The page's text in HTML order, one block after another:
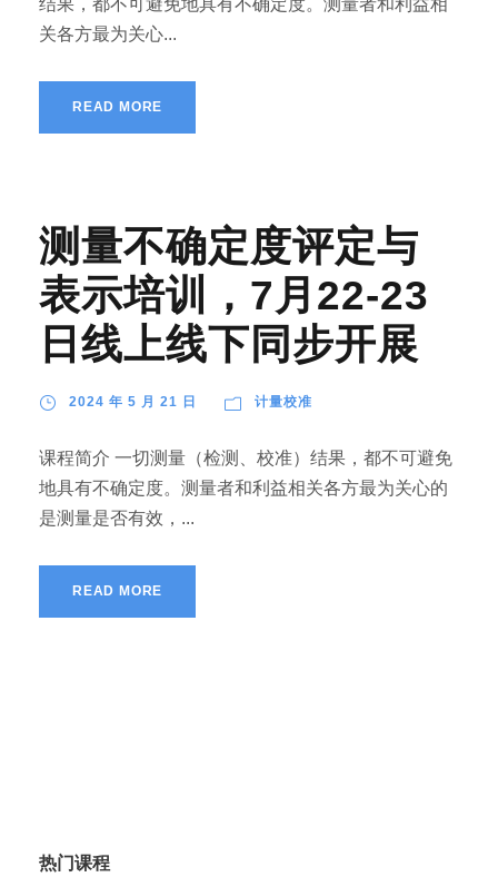
结果，都不可避免地具有不确定度。测量者和利益相
关各方最为关心...
READ MORE
测量不确定度评定与
表示培训，7月22-23
日线上线下同步开展
2024 年 5 月 21 日 计量校准
课程简介 一切测量（检测、校准）结果，都不可避免
地具有不确定度。测量者和利益相关各方最为关心的
是测量是否有效，...
READ MORE
热门课程